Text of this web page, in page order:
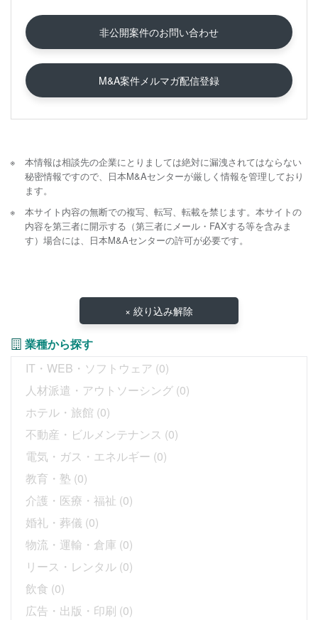
非公開案件のお問い合わせ
M&A案件メルマガ配信登録
本情報は相談先の企業にとりましては絶対に漏洩されてはならない
秘密情報ですので、日本M&Aセンターが厳しく情報を管理しており
ます。
本サイト内容の無断での複写、転写、転載を禁じます。本サイトの
内容を第三者に開示する（第三者にメール・FAXする等を含みま
す）場合には、日本M&Aセンターの許可が必要です。
× 絞り込み解除
業種から探す
IT・WEB・ソフトウェア (0)
人材派遣・アウトソーシング (0)
ホテル・旅館 (0)
不動産・ビルメンテナンス (0)
電気・ガス・エネルギー (0)
教育・塾 (0)
介護・医療・福祉 (0)
婚礼・葬儀 (0)
物流・運輸・倉庫 (0)
リース・レンタル (0)
飲食 (0)
広告・出版・印刷 (0)